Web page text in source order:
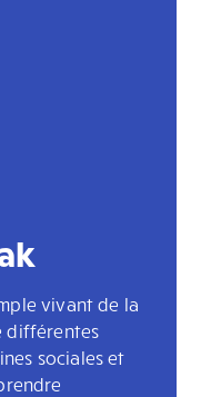
vivant de la
différentes
sociales et